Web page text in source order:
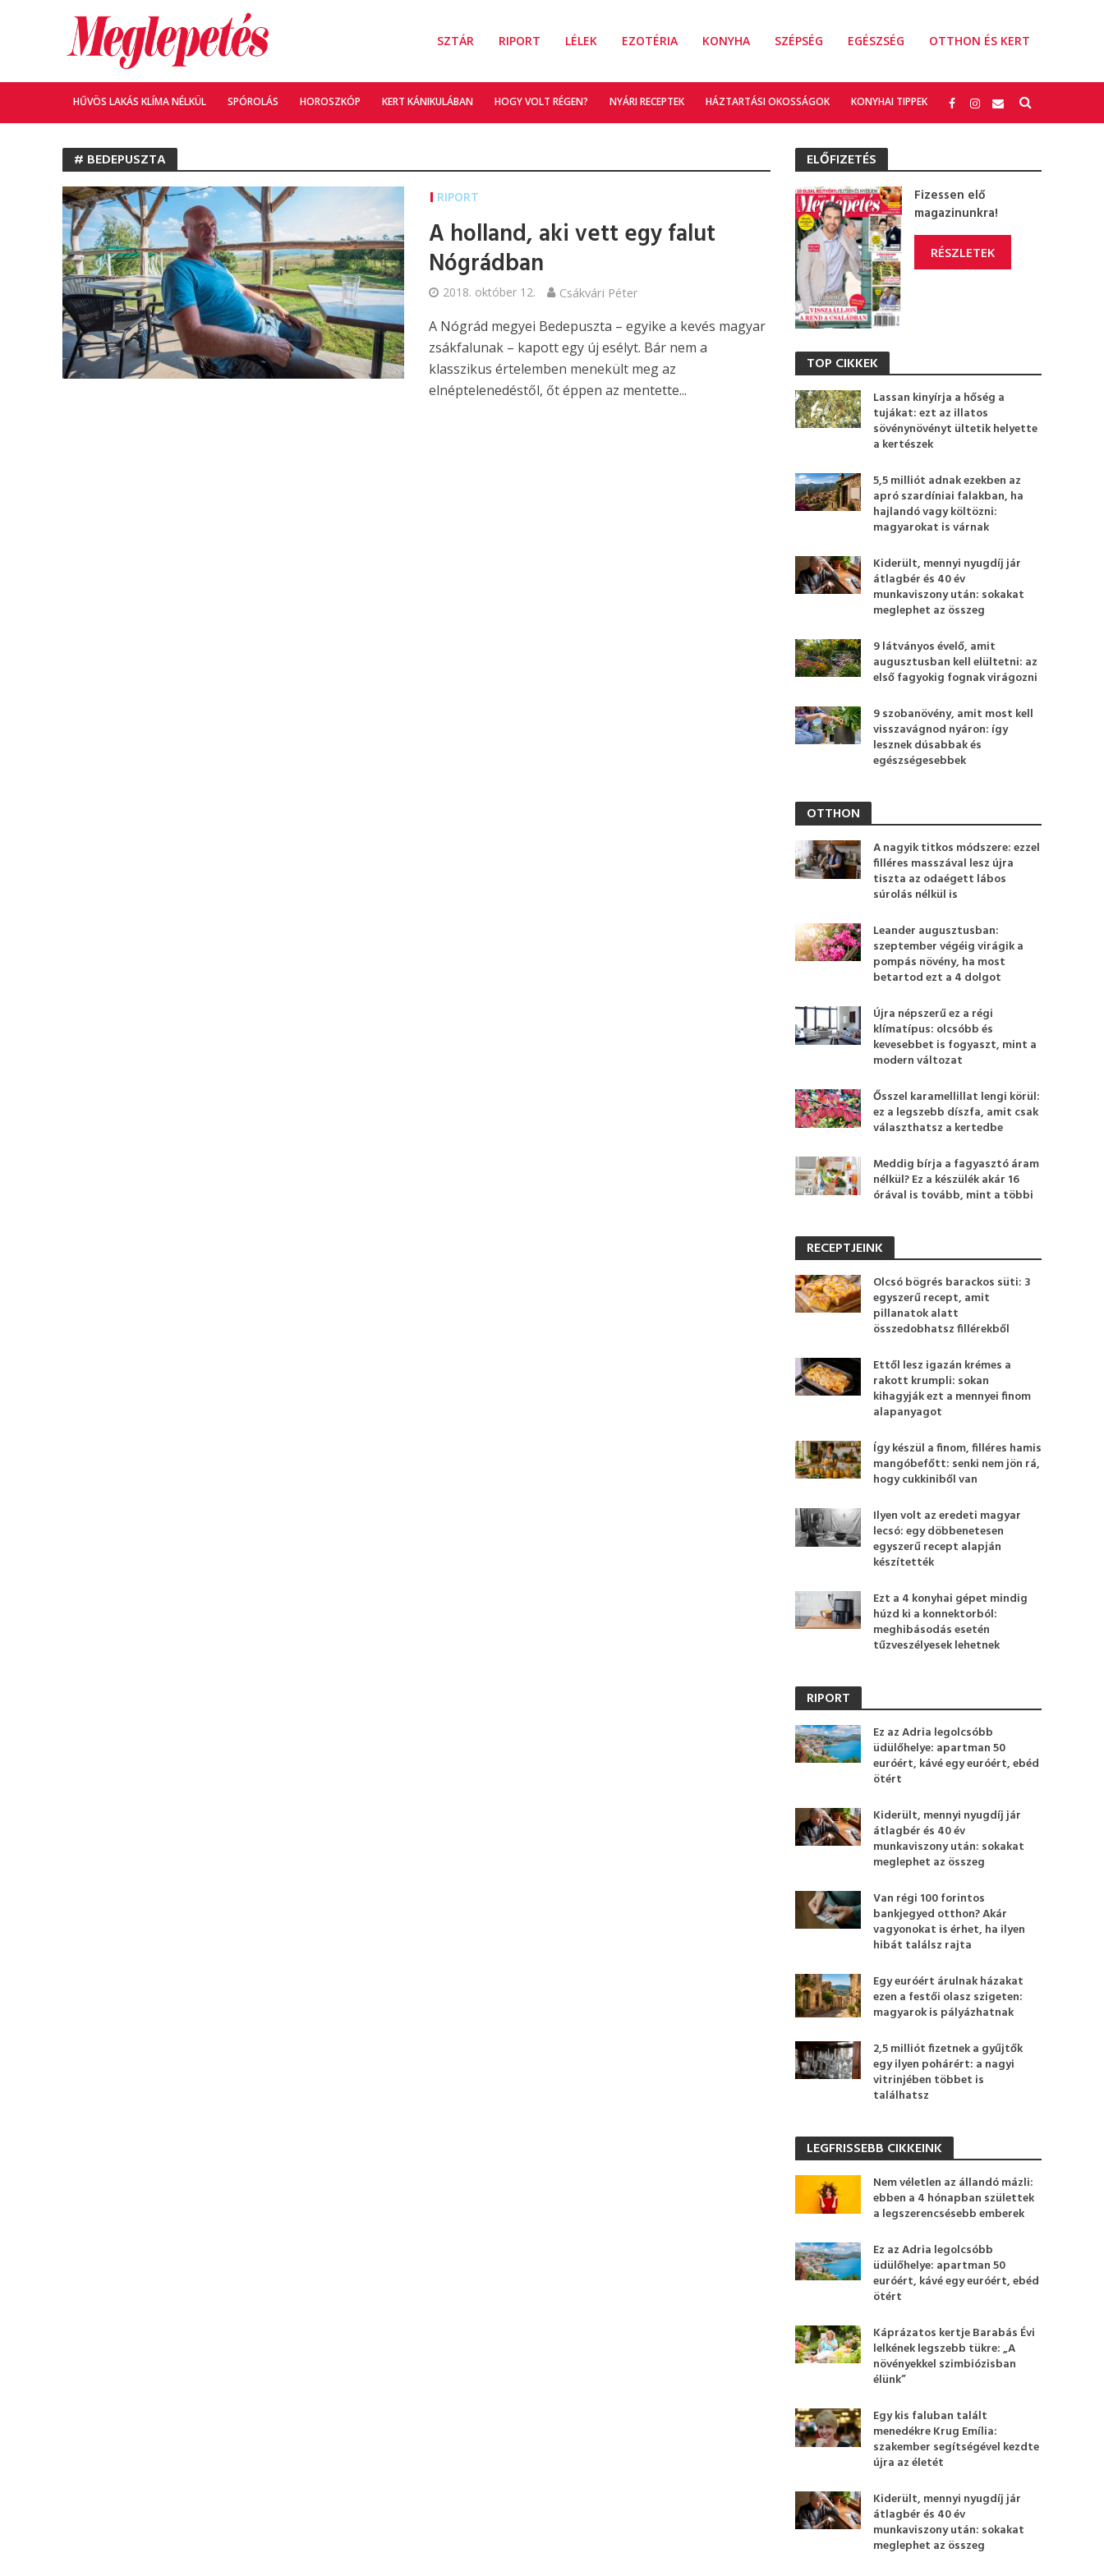
SZTÁR RIPORT LÉLEK EZOTÉRIA KONYHA SZÉPSÉG EGÉSZSÉG OTTHON ÉS KERT
HŰVÖS LAKÁS KLÍMA NÉLKÜL SPÓROLÁS HOROSZKÓP KERT KÁNIKULÁBAN HOGY VOLT RÉGEN? NYÁRI RECEPTEK HÁZTARTÁSI OKOSSÁGOK KONYHAI TIPPEK
# BEDEPUSZTA
RIPORT
A holland, aki vett egy falut
Nógrádban
2018. október 12. Csákvári Péter
A Nógrád megyei Bedepuszta – egyike a kevés magyar
zsákfalunak – kapott egy új esélyt. Bár nem a
klasszikus értelemben menekült meg az
elnéptelenedéstől, őt éppen az mentette...
ELŐFIZETÉS
Fizessen elő
magazinunkra!
RÉSZLETEK
TOP CIKKEK
Lassan kinyírja a hőség a
tujákat: ezt az illatos
sövénynövényt ültetik helyette
a kertészek
5,5 milliót adnak ezekben az
apró szardíniai falakban, ha
hajlandó vagy költözni:
magyarokat is várnak
Kiderült, mennyi nyugdíj jár
átlagbér és 40 év
munkaviszony után: sokakat
meglephet az összeg
9 látványos évelő, amit
augusztusban kell elültetni: az
első fagyokig fognak virágozni
9 szobanövény, amit most kell
visszavágnod nyáron: így
lesznek dúsabbak és
egészségesebbek
OTTHON
A nagyik titkos módszere: ezzel
filléres masszával lesz újra
tiszta az odaégett lábos
súrolás nélkül is
Leander augusztusban:
szeptember végéig virágik a
pompás növény, ha most
betartod ezt a 4 dolgot
Újra népszerű ez a régi
klímatípus: olcsóbb és
kevesebbet is fogyaszt, mint a
modern változat
Ősszel karamellillat lengi körül:
ez a legszebb díszfa, amit csak
választhatsz a kertedbe
Meddig bírja a fagyasztó áram
nélkül? Ez a készülék akár 16
órával is tovább, mint a többi
RECEPTJEINK
Olcsó bögrés barackos süti: 3
egyszerű recept, amit
pillanatok alatt
összedobhatsz fillérekből
Ettől lesz igazán krémes a
rakott krumpli: sokan
kihagyják ezt a mennyei finom
alapanyagot
Így készül a finom, filléres hamis
mangóbefőtt: senki nem jön rá,
hogy cukkiniből van
Ilyen volt az eredeti magyar
lecsó: egy döbbenetesen
egyszerű recept alapján
készítették
Ezt a 4 konyhai gépet mindig
húzd ki a konnektorból:
meghibásodás esetén
tűzveszélyesek lehetnek
RIPORT
Ez az Adria legolcsóbb
üdülőhelye: apartman 50
euróért, kávé egy euróért, ebéd
ötért
Kiderült, mennyi nyugdíj jár
átlagbér és 40 év
munkaviszony után: sokakat
meglephet az összeg
Van régi 100 forintos
bankjegyed otthon? Akár
vagyonokat is érhet, ha ilyen
hibát találsz rajta
Egy euróért árulnak házakat
ezen a festői olasz szigeten:
magyarok is pályázhatnak
2,5 milliót fizetnek a gyűjtők
egy ilyen pohárért: a nagyi
vitrinjében többet is
találhatsz
LEGFRISSEBB CIKKEINK
Nem véletlen az állandó mázli:
ebben a 4 hónapban születtek
a legszerencsésebb emberek
Ez az Adria legolcsóbb
üdülőhelye: apartman 50
euróért, kávé egy euróért, ebéd
ötért
Káprázatos kertje Barabás Évi
lelkének legszebb tükre: „A
növényekkel szimbiózisban
élünk”
Egy kis faluban talált
menedékre Krug Emília:
szakember segítségével kezdte
újra az életét
Kiderült, mennyi nyugdíj jár
átlagbér és 40 év
munkaviszony után: sokakat
meglephet az összeg